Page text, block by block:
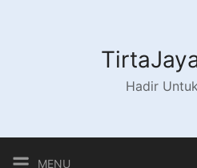
Hadir
MENU